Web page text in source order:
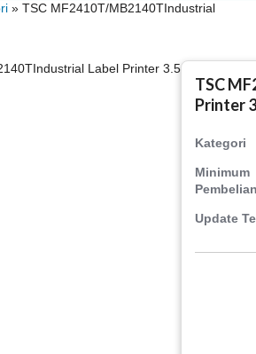
» TSC MF2410T/MB2140TIndustrial
TSC
Printer
Kategori
Minimum
Update